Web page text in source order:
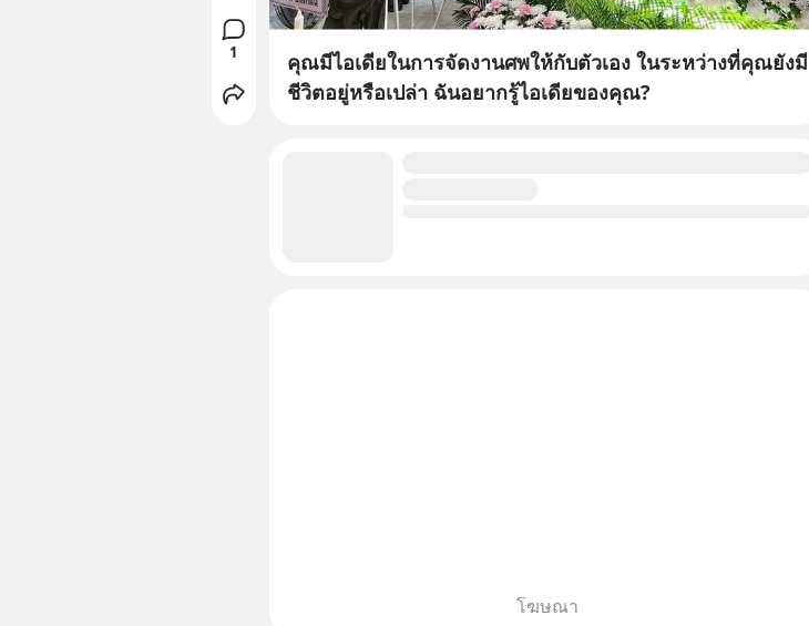
คุณมีไอเดียในการจัดงานศพให้กับตัวเอง ในระหว่างที่คุณยังมี
ชีวิตอยู่หรือเปล่า ฉันอยากรู้ไอเดียของคุณ?
1
โฆษณา